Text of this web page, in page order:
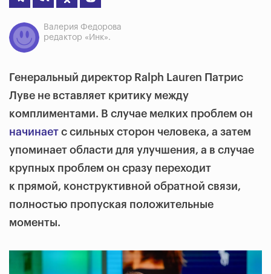
Валерия Федорова
редактор «Инк».
Генеральный директор Ralph Lauren Патрис
Луве не вставляет критику между
комплиментами. В случае мелких проблем он
начинает с сильных сторон человека, а затем
упоминает области для улучшения, а в случае
крупных проблем он сразу переходит
к прямой, конструктивной обратной связи,
полностью пропуская положительные
моменты.